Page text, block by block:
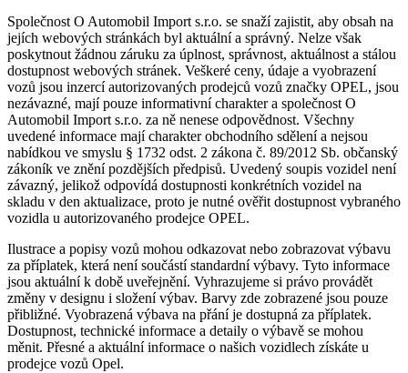
Společnost O Automobil Import s.r.o. se snaží zajistit, aby obsah na
jejích webových stránkách byl aktuální a správný. Nelze však
poskytnout žádnou záruku za úplnost, správnost, aktuálnost a stálou
dostupnost webových stránek. Veškeré ceny, údaje a vyobrazení
vozů jsou inzercí autorizovaných prodejců vozů značky OPEL, jsou
nezávazné, mají pouze informativní charakter a společnost O
Automobil Import s.r.o. za ně nenese odpovědnost. Všechny
uvedené informace mají charakter obchodního sdělení a nejsou
nabídkou ve smyslu § 1732 odst. 2 zákona č. 89/2012 Sb. občanský
zákoník ve znění pozdějších předpisů. Uvedený soupis vozidel není
závazný, jelikož odpovídá dostupnosti konkrétních vozidel na
skladu v den aktualizace, proto je nutné ověřit dostupnost vybraného
vozidla u autorizovaného prodejce OPEL.
Ilustrace a popisy vozů mohou odkazovat nebo zobrazovat výbavu
za příplatek, která není součástí standardní výbavy. Tyto informace
jsou aktuální k době uveřejnění. Vyhrazujeme si právo provádět
změny v designu i složení výbav. Barvy zde zobrazené jsou pouze
přibližné. Vyobrazená výbava na přání je dostupná za příplatek.
Dostupnost, technické informace a detaily o výbavě se mohou
měnit. Přesné a aktuální informace o našich vozidlech získáte u
prodejce vozů Opel.